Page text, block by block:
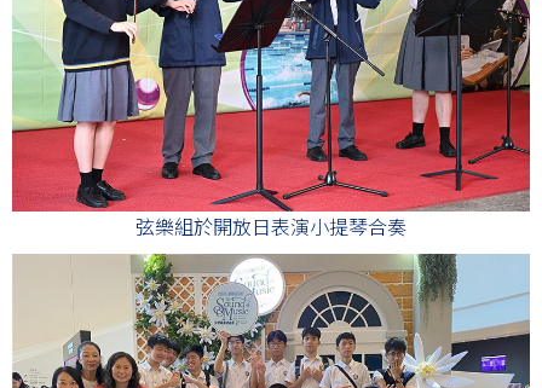
弦樂組於開放日表演小提琴合奏